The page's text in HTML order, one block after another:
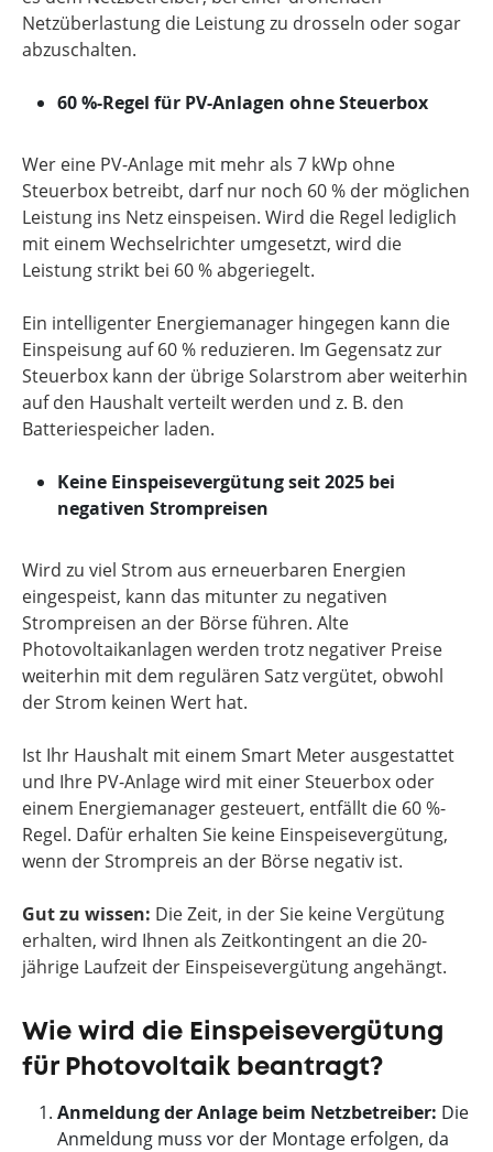
Netzüberlastung die Leistung zu drosseln oder sogar
abzuschalten.
60 %-Regel für PV-Anlagen ohne Steuerbox
Wer eine PV-Anlage mit mehr als 7 kWp ohne
Steuerbox betreibt, darf nur noch 60 % der möglichen
Leistung ins Netz einspeisen. Wird die Regel lediglich
mit einem Wechselrichter umgesetzt, wird die
Leistung strikt bei 60 % abgeriegelt.
Ein intelligenter Energiemanager hingegen kann die
Einspeisung auf 60 % reduzieren. Im Gegensatz zur
Steuerbox kann der übrige Solarstrom aber weiterhin
auf den Haushalt verteilt werden und z. B. den
Batteriespeicher laden.
Keine Einspeisevergütung seit 2025 bei
negativen Strompreisen
Wird zu viel Strom aus erneuerbaren Energien
eingespeist, kann das mitunter zu negativen
Strompreisen an der Börse führen. Alte
Photovoltaikanlagen werden trotz negativer Preise
weiterhin mit dem regulären Satz vergütet, obwohl
der Strom keinen Wert hat.
Ist Ihr Haushalt mit einem Smart Meter ausgestattet
und Ihre PV-Anlage wird mit einer Steuerbox oder
einem Energiemanager gesteuert, entfällt die 60 %-
Regel. Dafür erhalten Sie keine Einspeisevergütung,
wenn der Strompreis an der Börse negativ ist.
Gut zu wissen: Die Zeit, in der Sie keine Vergütung
erhalten, wird Ihnen als Zeitkontingent an die 20-
jährige Laufzeit der Einspeisevergütung angehängt.
Wie wird die Einspeisevergütung
für Photovoltaik beantragt?
Anmeldung der Anlage beim Netzbetreiber: Die
Anmeldung muss vor der Montage erfolgen, da